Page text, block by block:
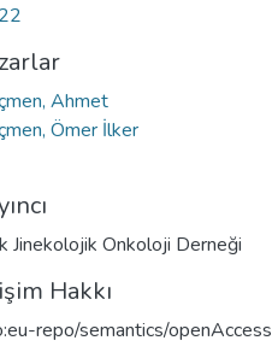
Ahmet
Ömer İlker
Jinekolojik Onkoloji Derneği
Hakkı
repo/semantics/openAccess